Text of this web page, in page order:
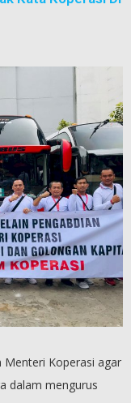
Menteri Koperasi agar
dalam mengurus